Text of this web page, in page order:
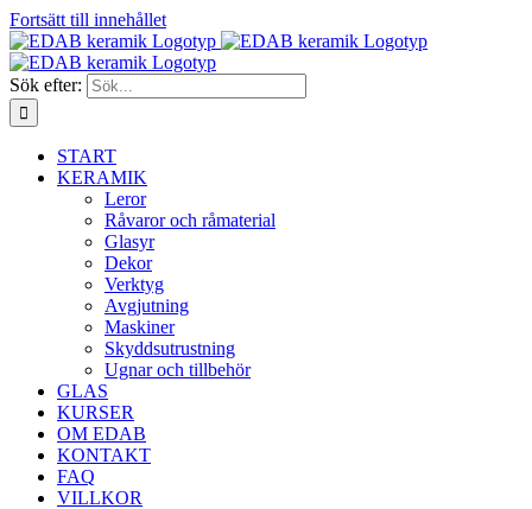
Fortsätt till innehållet
Sök efter:
START
KERAMIK
Leror
Råvaror och råmaterial
Glasyr
Dekor
Verktyg
Avgjutning
Maskiner
Skyddsutrustning
Ugnar och tillbehör
GLAS
KURSER
OM EDAB
KONTAKT
FAQ
VILLKOR